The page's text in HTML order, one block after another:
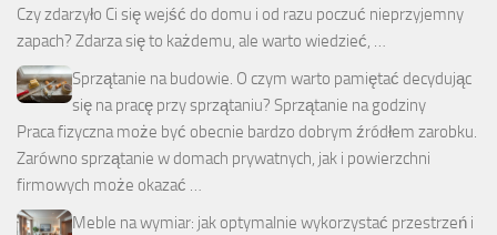
Czy zdarzyło Ci się wejść do domu i od razu poczuć nieprzyjemny
zapach? Zdarza się to każdemu, ale warto wiedzieć, …
Sprzątanie na budowie. O czym warto pamiętać decydując
się na pracę przy sprzątaniu? Sprzątanie na godziny
Praca fizyczna może być obecnie bardzo dobrym źródłem zarobku.
Zarówno sprzątanie w domach prywatnych, jak i powierzchni
firmowych może okazać …
Meble na wymiar: jak optymalnie wykorzystać przestrzeń i